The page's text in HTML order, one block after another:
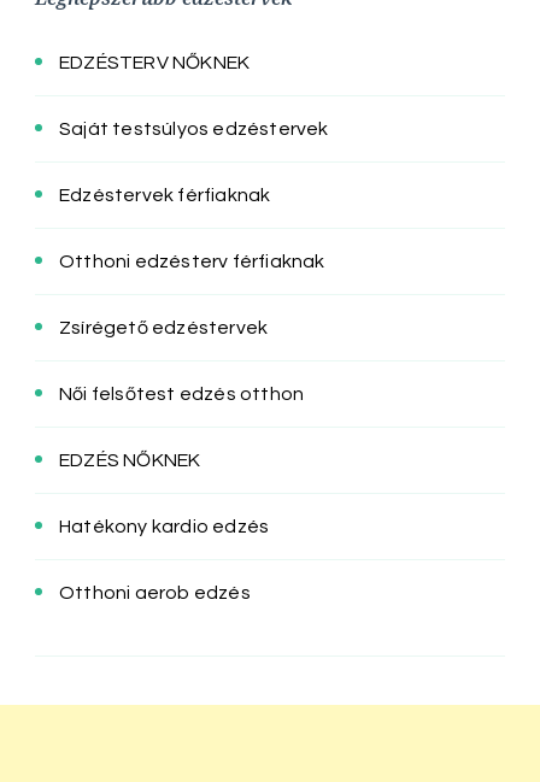
EDZÉSTERV NŐKNEK
Saját testsúlyos edzéstervek
Edzéstervek férfiaknak
Otthoni edzésterv férfiaknak
Zsírégető edzéstervek
Női felsőtest edzés otthon
EDZÉS NŐKNEK
Hatékony kardio edzés
Otthoni aerob edzés